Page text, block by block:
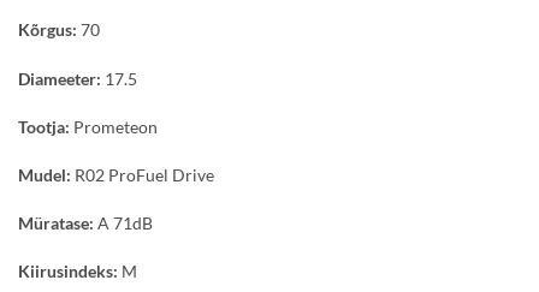
Kõrgus: 70
Diameeter: 17.5
Tootja: Prometeon
Mudel: R02 ProFuel Drive
Müratase: A 71dB
Kiirusindeks: M